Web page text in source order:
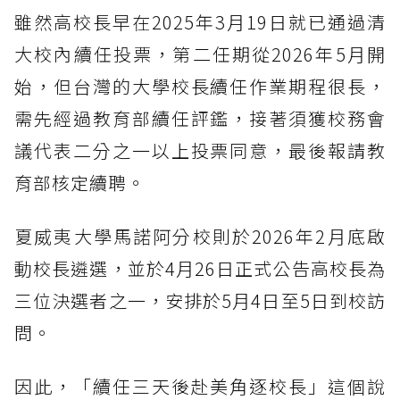
雖然高校長早在2025年3月19日就已通過清
大校內續任投票，第二任期從2026年5月開
始，但台灣的大學校長續任作業期程很長，
需先經過教育部續任評鑑，接著須獲校務會
議代表二分之一以上投票同意，最後報請教
育部核定續聘。
夏威夷大學馬諾阿分校則於2026年2月底啟
動校長遴選，並於4月26日正式公告高校長為
三位決選者之一，安排於5月4日至5日到校訪
問。
因此，「續任三天後赴美角逐校長」這個說